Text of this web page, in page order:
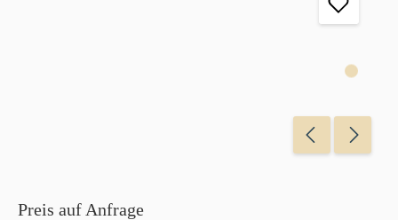
Preis auf Anfrage